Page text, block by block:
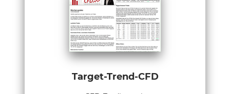
Target-Trend-CFD